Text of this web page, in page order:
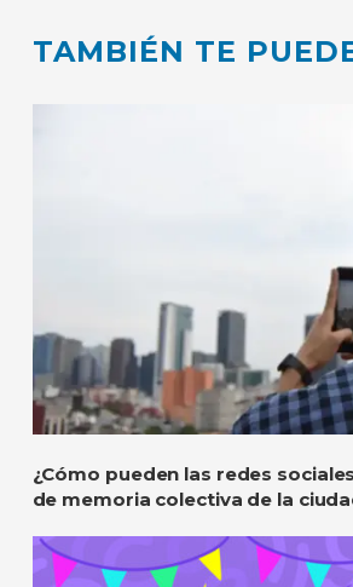
TAMBIÉN TE
¿Cómo pueden las redes
de memoria colectiva de la